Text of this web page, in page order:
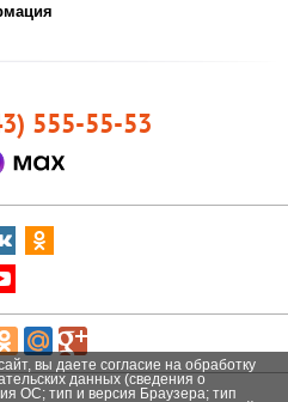
555-55-53
вы даете согласие на обработку
данных (сведения о
ОС; тип и версия Браузера; тип